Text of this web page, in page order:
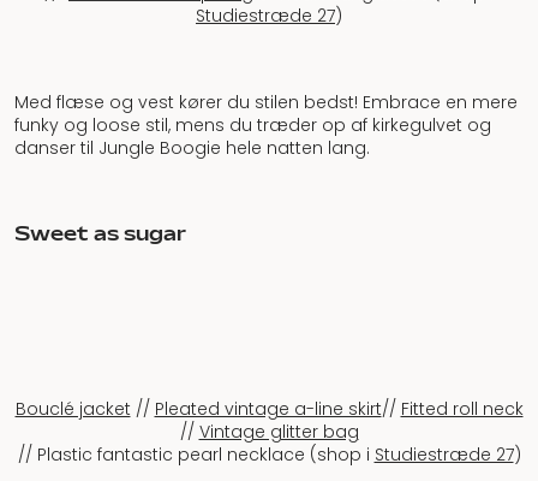
Studiestræde 27)
Med flæse og vest kører du stilen bedst! Embrace en mere
funky og loose stil, mens du træder op af kirkegulvet og
danser til Jungle Boogie hele natten lang.
Sweet as sugar
Bouclé jacket // Pleated vintage a-line skirt// Fitted roll neck
// Vintage glitter bag
// Plastic fantastic pearl necklace (shop i Studiestræde 27)